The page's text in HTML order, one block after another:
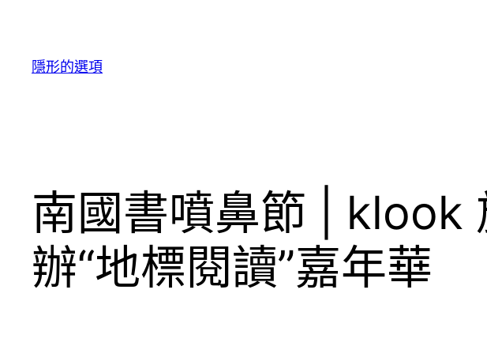
隱形的選項
南國書噴鼻節 | klook
辦“地標閱讀”嘉年華